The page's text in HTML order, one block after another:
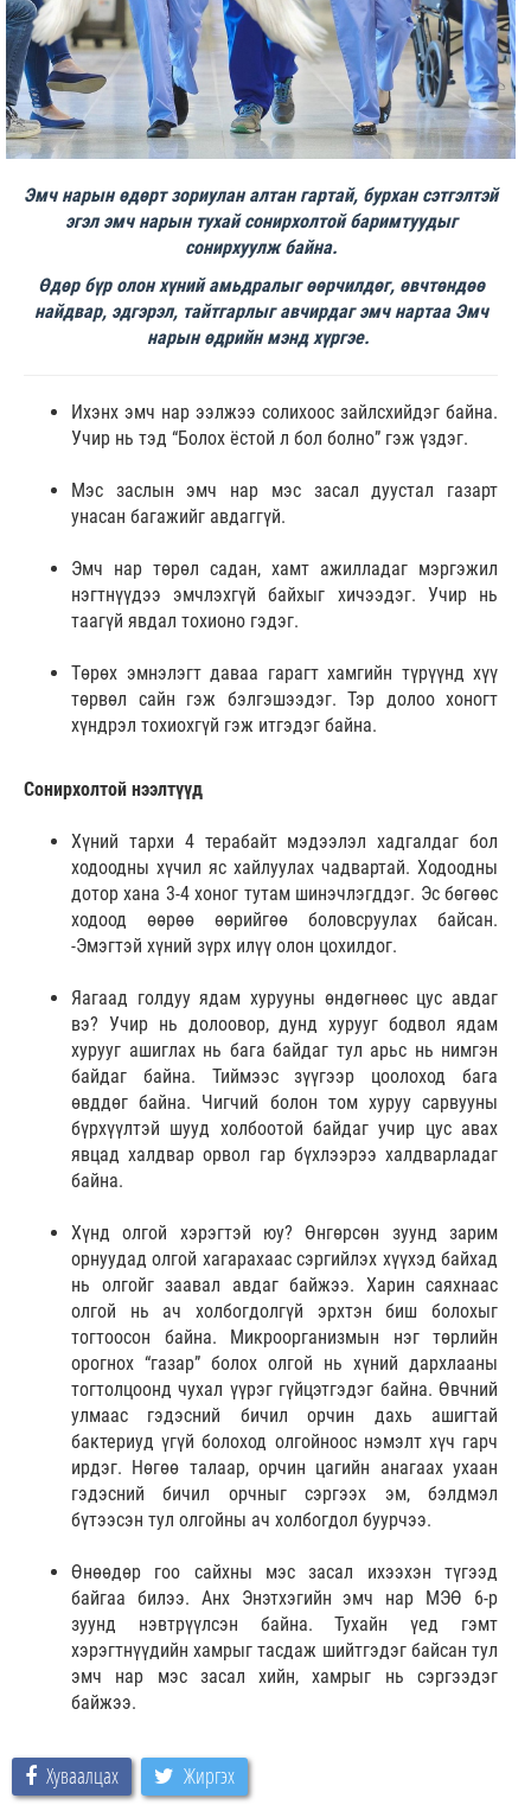
Эмч нарын өдөрт зориулан алтан гартай, бурхан сэтгэлтэй
эгэл эмч нарын тухай сонирхолтой баримтуудыг
сонирхуулж байна.
Өдөр бүр олон хүний ​​амьдралыг өөрчилдөг, өвчтөндөө
найдвар, эдгэрэл, тайтгарлыг авчирдаг эмч нартаа Эмч
нарын өдрийн мэнд хүргэе.
Ихэнх эмч нар ээлжээ солихоос зайлсхийдэг байна.
Учир нь тэд “Болох ёстой л бол болно” гэж үздэг.
Мэс заслын эмч нар мэс засал дуустал газарт
унасан багажийг авдаггүй.
Эмч нар төрөл садан, хамт ажилладаг мэргэжил
нэгтнүүдээ эмчлэхгүй байхыг хичээдэг. Учир нь
таагүй явдал тохионо гэдэг.
Төрөх эмнэлэгт даваа гарагт хамгийн түрүүнд хүү
төрвөл сайн гэж бэлгэшээдэг. Тэр долоо хоногт
хүндрэл тохиохгүй гэж итгэдэг байна.
Cонирхолтой нээлтүүд
Хүний тархи 4 терабайт мэдээлэл хадгалдаг бол
ходоодны хүчил яс хайлуулах чадвартай. Ходоодны
дотор хана 3-4 хоног тутам шинэчлэгддэг. Эс бөгөөс
ходоод өөрөө өөрийгөө боловсруулах байсан.
-Эмэгтэй хүний зүрх илүү олон цохилдог.
Яагаад голдуу ядам хурууны өндөгнөөс цус авдаг
вэ? Учир нь долоовор, дунд хурууг бодвол ядам
хурууг ашиглах нь бага байдаг тул арьс нь нимгэн
байдаг байна. Тиймээс зүүгээр цоолоход бага
өвддөг байна. Чигчий болон том хуруу сарвууны
бүрхүүлтэй шууд холбоотой байдаг учир цус авах
явцад халдвар орвол гар бүхлээрээ халдварладаг
байна.
Хүнд олгой хэрэгтэй юу? Өнгөрсөн зуунд зарим
орнуудад олгой хагарахаас сэргийлэх хүүхэд байхад
нь олгойг заавал авдаг байжээ. Харин саяхнаас
олгой нь ач холбогдолгүй эрхтэн биш болохыг
тогтоосон байна. Микроорганизмын нэг төрлийн
орогнох “газар” болох олгой нь хүний дархлааны
тогтолцоонд чухал үүрэг гүйцэтгэдэг байна. Өвчний
улмаас гэдэсний бичил орчин дахь ашигтай
бактериуд үгүй болоход олгойноос нэмэлт хүч гарч
ирдэг. Нөгөө талаар, орчин цагийн анагаах ухаан
гэдэсний бичил орчныг сэргээх эм, бэлдмэл
бүтээсэн тул олгойны ач холбогдол буурчээ.
Өнөөдөр гоо сайхны мэс засал ихээхэн түгээд
байгаа билээ. Анх Энэтхэгийн эмч нар МЭӨ 6-р
зуунд нэвтрүүлсэн байна. Тухайн үед гэмт
хэрэгтнүүдийн хамрыг тасдаж шийтгэдэг байсан тул
эмч нар мэс засал хийн, хамрыг нь сэргээдэг
байжээ.
Хуваалцах Жиргэх